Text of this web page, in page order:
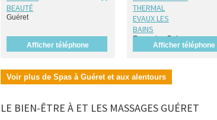
BEAUTÉ
Guéret
Afficher téléphone
THERMAL
EVAUX LES
BAINS
Evaux-les-Bains
Afficher téléphone
Voir plus de Spas à Guéret et aux alentours
LE BIEN-ÊTRE À ET LES MASSAGES GUÉRET